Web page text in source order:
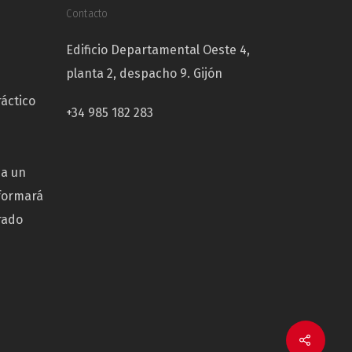
un
Contacto
Edificio Departamental Oeste 4,
planta 2, despacho 9. Gijón
+34 985 182 283